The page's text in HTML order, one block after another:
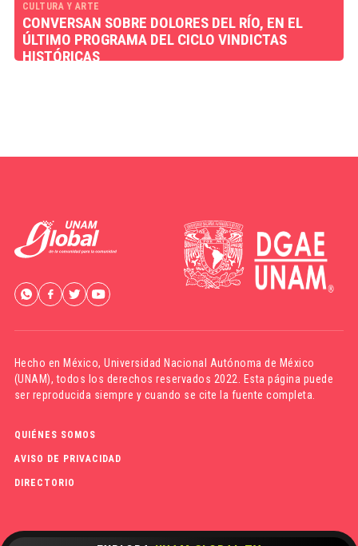
CULTURA Y ARTE
CONVERSAN SOBRE DOLORES DEL RÍO, EN EL
ÚLTIMO PROGRAMA DEL CICLO VINDICTAS
HISTÓRICAS
Hecho en México,Universidad Nacional Autónoma de México
(UNAM), todos los derechos reservados 2022. Esta página puede
ser reproducida siempre y cuando se cite la fuente completa.
QUIÉNES SOMOS
AVISO DE PRIVACIDAD
DIRECTORIO